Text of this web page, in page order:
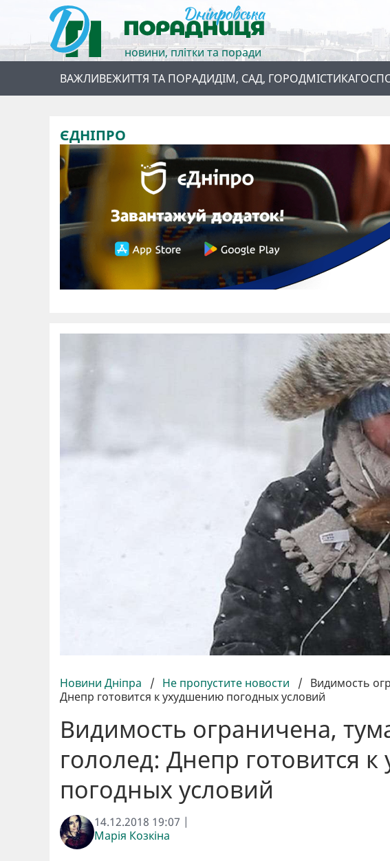
новини, плітки та поради
ВАЖЛИВЕЖИТТЯ ТА ПОРАДИДІМ, САД, ГОРОДМІСТИКА
ЄДНІПРО
Новини Дніпра / Не пропустите новости / Видимость
Днепр готовится к ухудшению погодных условий
Видимость ограничена,
гололед: Днепр готовится
погодных условий
14.12.2018 19:07 |
Марія Козкіна